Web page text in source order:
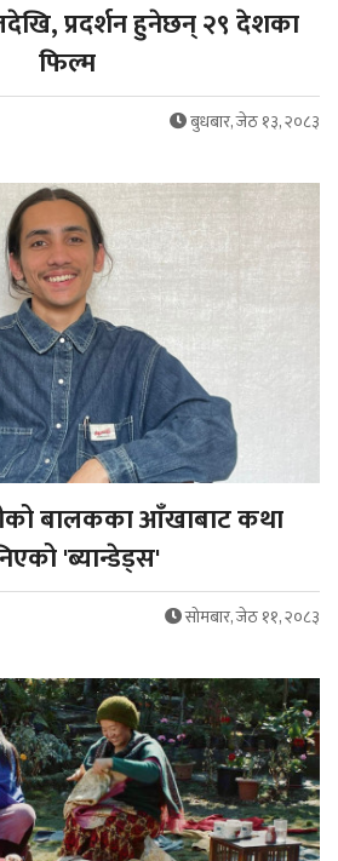
प्रदर्शन हुनेछन् २९ देशका
फिल्म
बुधबार, जेठ १३, २०८३
बालकका आँखाबाट कथा
'ब्यान्डेड्स'
सोमबार, जेठ ११, २०८३